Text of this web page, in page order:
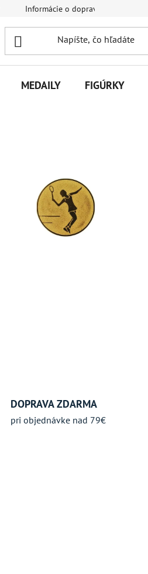
Informácie o doprave
MEDAILY FIGÚRKY
DOPRAVA ZDARMA
pri objednávke nad 79€